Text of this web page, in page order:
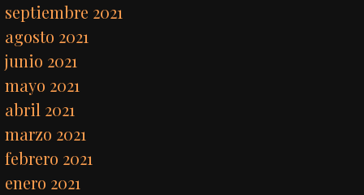
septiembre 2021
agosto 2021
junio 2021
mayo 2021
abril 2021
marzo 2021
febrero 2021
enero 2021